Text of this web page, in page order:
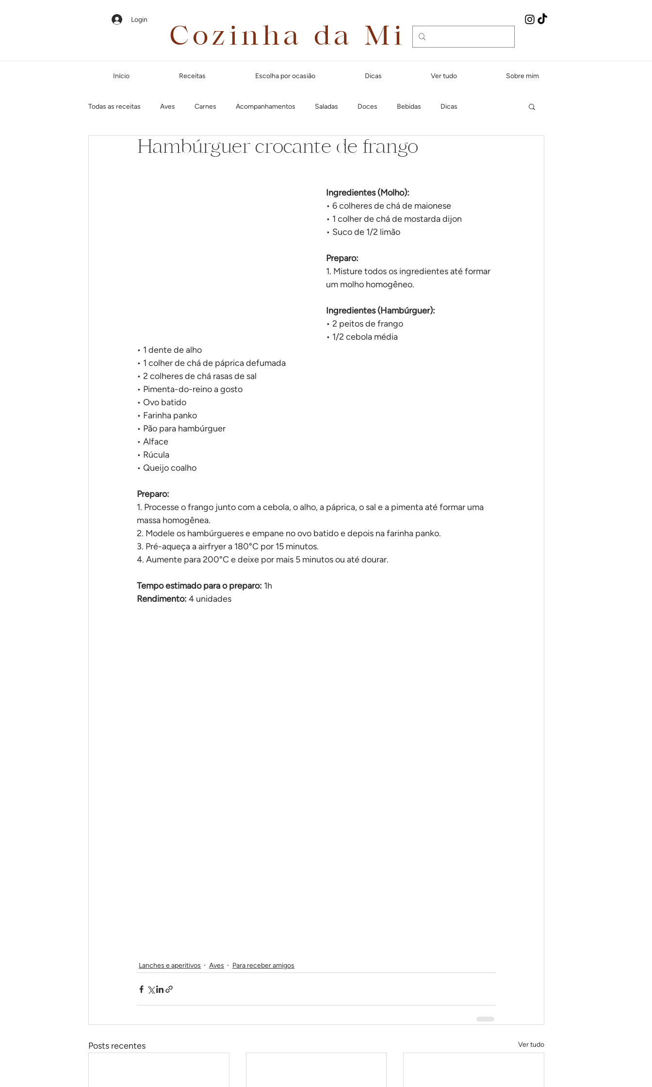
Login
Cozinha da Mi
Início Receitas Escolha por ocasião Dicas Ver tudo Sobre mim
Todas as receitas Aves Carnes Acompanhamentos Saladas Doces Bebidas Dicas
Em até 35 minutos Páscoa Dias quentes Lanches e aperitivos Natal Massas
Hambúrguer crocante de frango
Ingredientes (Molho):
• 6 colheres de chá de maionese
• 1 colher de chá de mostarda dijon
• Suco de 1/2 limão
Preparo:
1. Misture todos os ingredientes até formar
um molho homogêneo.
Ingredientes (Hambúrguer):
• 2 peitos de frango
• 1/2 cebola média
• 1 dente de alho
• 1 colher de chá de páprica defumada
• 2 colheres de chá rasas de sal
• Pimenta-do-reino a gosto
• Ovo batido
• Farinha panko
• Pão para hambúrguer
• Alface
• Rúcula
• Queijo coalho
Preparo:
1. Processe o frango junto com a cebola, o alho, a páprica, o sal e a pimenta até formar uma
massa homogênea.
2. Modele os hambúrgueres e empane no ovo batido e depois na farinha panko.
3. Pré-aqueça a airfryer a 180°C por 15 minutos.
4. Aumente para 200°C e deixe por mais 5 minutos ou até dourar.
Tempo estimado para o preparo: 1h
Rendimento: 4 unidades
Lanches e aperitivos Aves Para receber amigos
Posts recentes Ver tudo